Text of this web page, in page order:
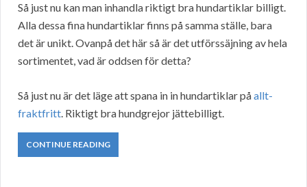
Så just nu kan man inhandla riktigt bra hundartiklar billigt.
Alla dessa fina hundartiklar finns på samma ställe, bara
det är unikt. Ovanpå det här så är det utförssäjning av hela
sortimentet, vad är oddsen för detta?
Så just nu är det läge att spana in in hundartiklar påallt-
fraktfritt. Riktigt bra hundgrejor jättebilligt.
CONTINUE READING